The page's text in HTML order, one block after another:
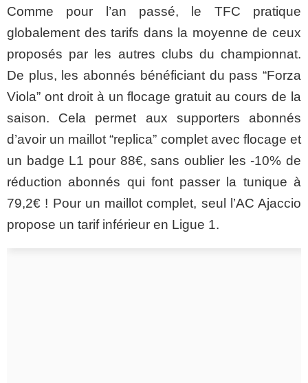
Comme pour l’an passé, le TFC pratique
globalement des tarifs dans la moyenne de ceux
proposés par les autres clubs du championnat.
De plus, les abonnés bénéficiant du pass “Forza
Viola” ont droit à un flocage gratuit au cours de la
saison. Cela permet aux supporters abonnés
d’avoir un maillot “replica” complet avec flocage et
un badge L1 pour 88€, sans oublier les -10% de
réduction abonnés qui font passer la tunique à
79,2€ ! Pour un maillot complet, seul l’AC Ajaccio
propose un tarif inférieur en Ligue 1.